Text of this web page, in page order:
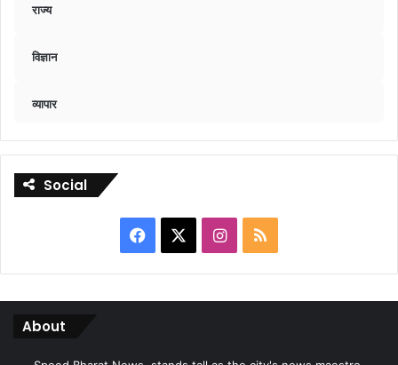
राज्य
विज्ञान
व्यापार
Social
Facebook Instagram
RSS
About